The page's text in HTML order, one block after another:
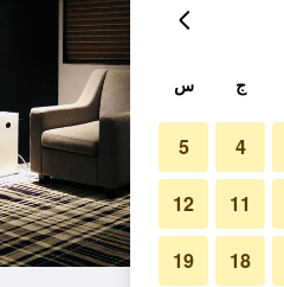
ج س
4
5
11
12
18
19